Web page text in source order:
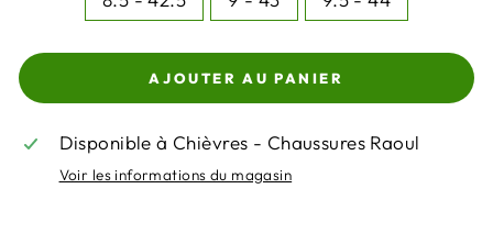
AJOUTER AU PANIER
Disponible à Chièvres - Chaussures Raoul
Voir les informations du magasin